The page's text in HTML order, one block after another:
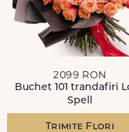
2099 RON
Buchet 101 trandafiri
Spell
Trimite Flori